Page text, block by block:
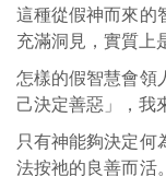
這種從假神而來的
充滿洞見，實質上
怎樣的假智慧會領
己決定善惡」，我
只有神能夠決定何
法按祂的良善而活